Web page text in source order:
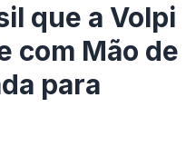
que a Volpi
com Mão de
para